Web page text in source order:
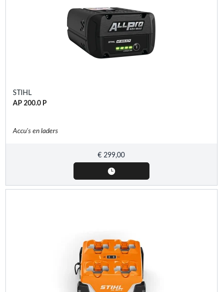
STIHL
AP 200.0 P
Accu's en laders
€ 299,00